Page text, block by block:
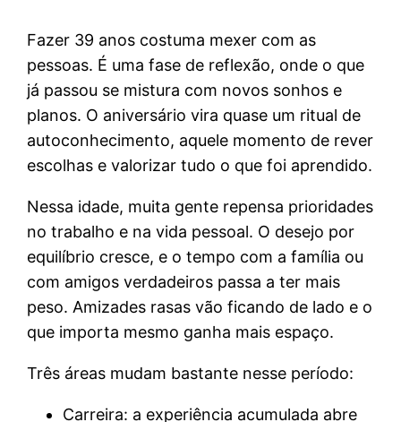
Fazer 39 anos costuma mexer com as
pessoas. É uma fase de reflexão, onde o que
já passou se mistura com novos sonhos e
planos. O aniversário vira quase um ritual de
autoconhecimento, aquele momento de rever
escolhas e valorizar tudo o que foi aprendido.
Nessa idade, muita gente repensa prioridades
no trabalho e na vida pessoal. O desejo por
equilíbrio cresce, e o tempo com a família ou
com amigos verdadeiros passa a ter mais
peso. Amizades rasas vão ficando de lado e o
que importa mesmo ganha mais espaço.
Três áreas mudam bastante nesse período:
Carreira: a experiência acumulada abre